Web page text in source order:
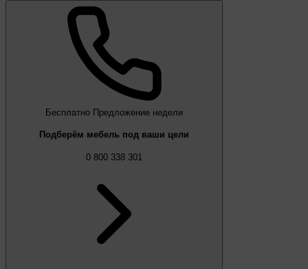
Бесплатно Предложение недели
Подберём мебель под ваши цели
0 800 338 301